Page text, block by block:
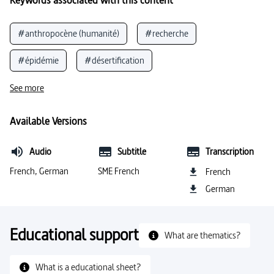
#anthropocène (humanité) #recherche
#épidémie #désertification
#morphologie des plantes
#fonction de la forêt
#durabilité #émissions (environnement)
#bactéries
See more
Available Versions
Audio
French, German
Subtitle
SME French
Transcription
French
German
Educational support What are thematics?
What is a educational sheet?